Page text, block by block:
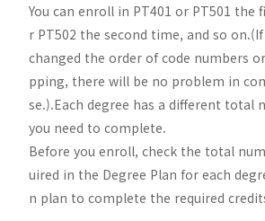
You can enroll in PT401 or PT501 the
r PT502 the second time, and so
changed the order of code numbers
pping, there will be no problem in
se.).Each degree has a different total
you need to complete.
Before you enroll, check the total
uired in the Degree Plan for each
n plan to complete the required